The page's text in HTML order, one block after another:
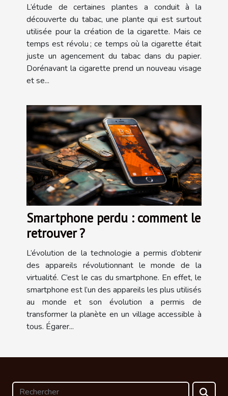
L’étude de certaines plantes a conduit à la
découverte du tabac, une plante qui est surtout
utilisée pour la création de la cigarette. Mais ce
temps est révolu ; ce temps où la cigarette était
juste un agencement du tabac dans du papier.
Dorénavant la cigarette prend un nouveau visage
et se...
Smartphone perdu : comment le
retrouver ?
L’évolution de la technologie a permis d’obtenir
des appareils révolutionnant le monde de la
virtualité. C’est le cas du smartphone. En effet, le
smartphone est l’un des appareils les plus utilisés
au monde et son évolution a permis de
transformer la planète en un village accessible à
tous. Égarer...